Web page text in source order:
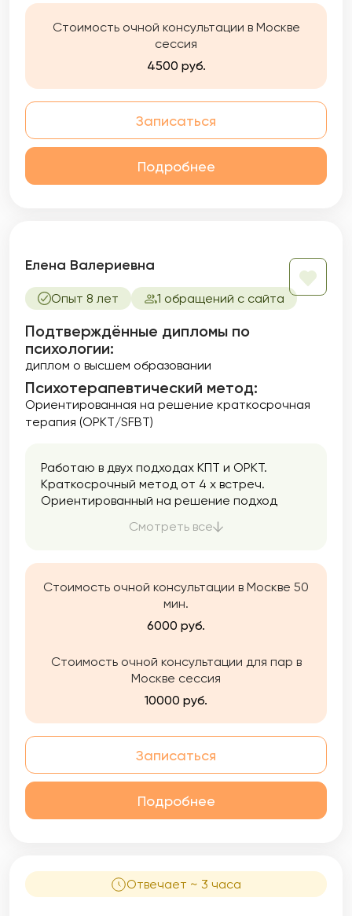
приходите!
Стоимость очной консультации в Москве
сессия
4500 руб.
Записаться
Подробнее
Елена Валериевна
Опыт 8 лет 1 обращений с сайта
Подтверждённые дипломы по
психологии:
диплом о высшем образовании
Психотерапевтический метод:
Ориентированная на решение краткосрочная
терапия (ОРКТ/SFBT)
Работаю в двух подходах КПТ и ОРКТ.
Краткосрочный метод от 4 х встреч.
Ориентированный на решение подход
решений, а не анализе и поиске причин
находятся решения, надежды, ресурсы,
сильные стороны и позитивные исключения.
Смотреть все
Стоимость очной консультации в Москве 50
мин.
6000 руб.
Стоимость очной консультации для пар в
Москве сессия
10000 руб.
Записаться
Подробнее
Отвечает ~ 3 часа